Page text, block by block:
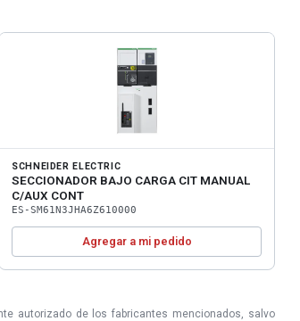
SCHNEIDER ELECTRIC
SECCIONADOR BAJO CARGA CIT MANUAL
C/AUX CONT
ES-SM61N3JHA6Z610000
Agregar a mi pedido
autorizado de los fabricantes mencionados, salvo